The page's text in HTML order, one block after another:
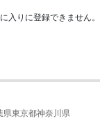
入りに登録できません。
県東京都神奈川県